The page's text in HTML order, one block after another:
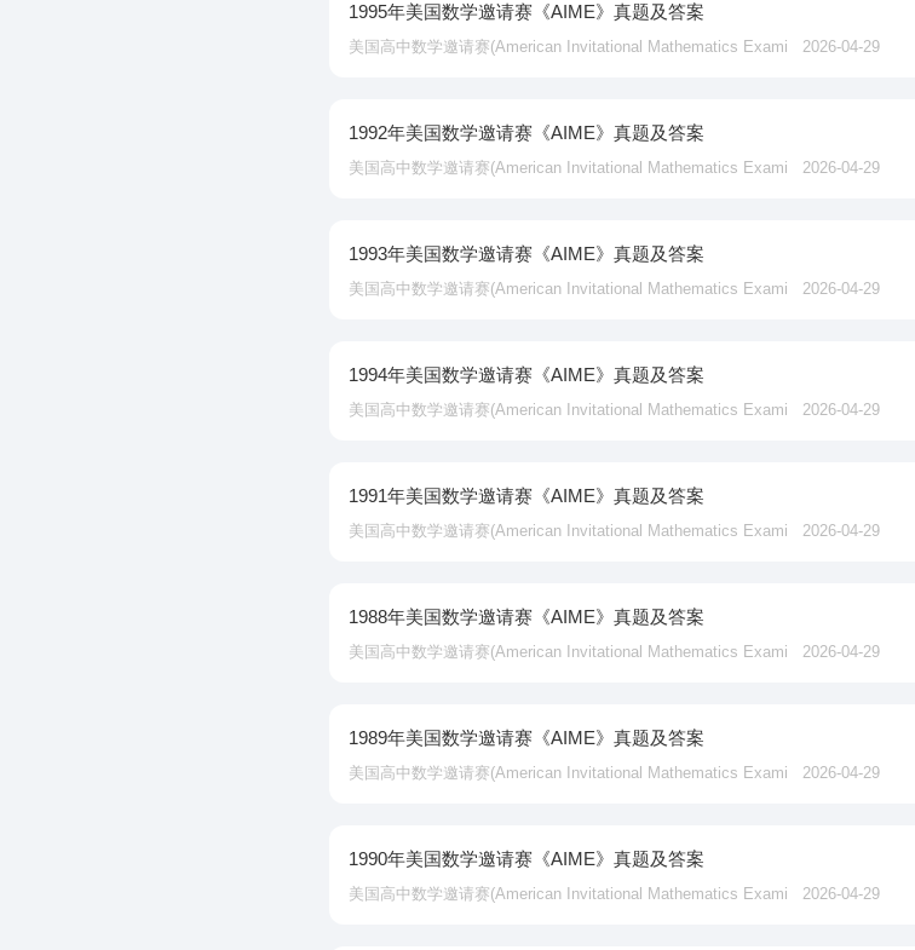
1995年美国数学邀请赛《AIME》真题及答案
美国高中数学邀请赛‌(American Invitational Mathematics Exami 2026-04-29
1992年美国数学邀请赛《AIME》真题及答案
美国高中数学邀请赛‌(American Invitational Mathematics Exami 2026-04-29
1993年美国数学邀请赛《AIME》真题及答案
美国高中数学邀请赛‌(American Invitational Mathematics Exami 2026-04-29
1994年美国数学邀请赛《AIME》真题及答案
美国高中数学邀请赛‌(American Invitational Mathematics Exami 2026-04-29
1991年美国数学邀请赛《AIME》真题及答案
美国高中数学邀请赛‌(American Invitational Mathematics Exami 2026-04-29
1988年美国数学邀请赛《AIME》真题及答案
美国高中数学邀请赛‌(American Invitational Mathematics Exami 2026-04-29
1989年美国数学邀请赛《AIME》真题及答案
美国高中数学邀请赛‌(American Invitational Mathematics Exami 2026-04-29
1990年美国数学邀请赛《AIME》真题及答案
美国高中数学邀请赛‌(American Invitational Mathematics Exami 2026-04-29